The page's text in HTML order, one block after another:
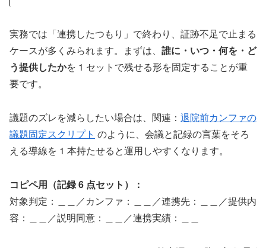
実務では「連携したつもり」で終わり、証跡不足で止まる
ケースが多くみられます。まずは、 誰に・いつ・何を・ど
う提供したかを 1 セットで残せる形を固定することが重
要です。
議題のズレを減らしたい場合は、関連： 退院前カンファの
議題固定スクリプト のように、会議と記録の言葉をそろ
える導線を 1 本持たせると運用しやすくなります。
コピペ用（記録 6 点セット）：
対象判定：＿＿／カンファ：＿＿／連携先：＿＿／提供内
容：＿＿／説明同意：＿＿／連携実績：＿＿